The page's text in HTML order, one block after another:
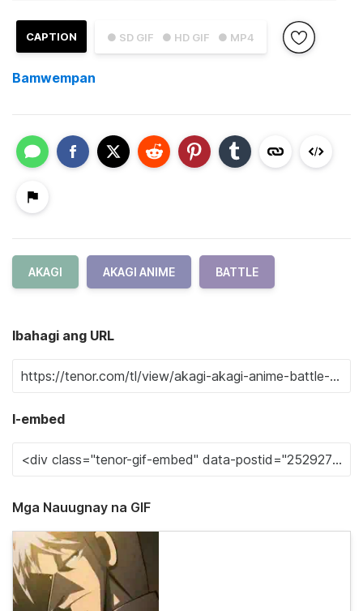
● SD GIF ● HD GIF ● MP4
CAPTION
Bamwempan
AKAGI AKAGI ANIME BATTLE
Ibahagi ang URL
I-embed
Mga Nauugnay na GIF